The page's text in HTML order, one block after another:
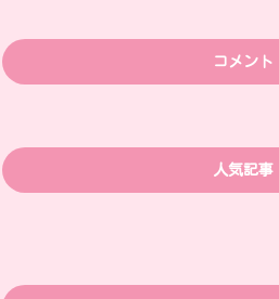
コメント
人気記事